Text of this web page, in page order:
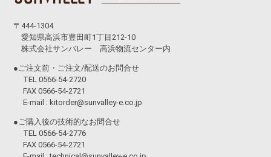
〒444-1304
愛知県高浜市豊田町1丁目212-10
株式会社サンバレー 高浜物流センター内
●ご注文前・ご注文/配送のお問合せ
TEL 0566-54-2720
FAX 0566-54-2721
E-mail : kitorder@sunvalley-e.co.jp
●ご購入後の技術的なお問合せ
TEL 0566-54-2776
FAX 0566-54-2721